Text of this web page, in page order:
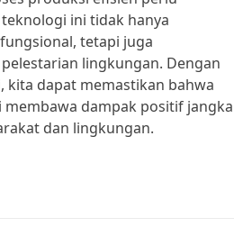
ini tidak hanya
tetapi juga
lingkungan. Dengan
kita dapat memastikan bahwa
membawa dampak positif jangka
dan lingkungan.